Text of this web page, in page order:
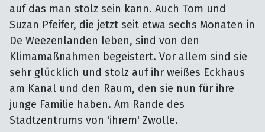
auf das man stolz sein kann. Auch Tom und
Suzan Pfeifer, die jetzt seit etwa sechs Monaten in
De Weezenlanden leben, sind von den
Klimamaßnahmen begeistert. Vor allem sind sie
sehr glücklich und stolz auf ihr weißes Eckhaus
am Kanal und den Raum, den sie nun für ihre
junge Familie haben. Am Rande des
Stadtzentrums von 'ihrem' Zwolle.